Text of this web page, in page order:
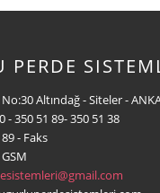
PERDE
Altındağ - Siteler -
- 350 51 89- 350 51 38
- Faks